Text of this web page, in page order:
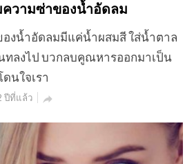
วามซ่าของน้ำอัดลม
งน้ำอัดลมมีแค่น้ำผสมสี ใส่น้ำตาล
ทลงไป บวกลบคูณหารออกมาเป็น
นใจเรา
ปีที่แล้ว 